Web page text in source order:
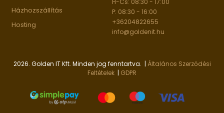
Házhozszállítás
Hosting
H-Cs: 08:30 - 17:00
P: 08:30 - 16:00
+36204822655
info@goldenit.hu
2026. Golden IT Kft. Minden jog fenntartva. | Általános Szerződési
Feltételek | GDPR